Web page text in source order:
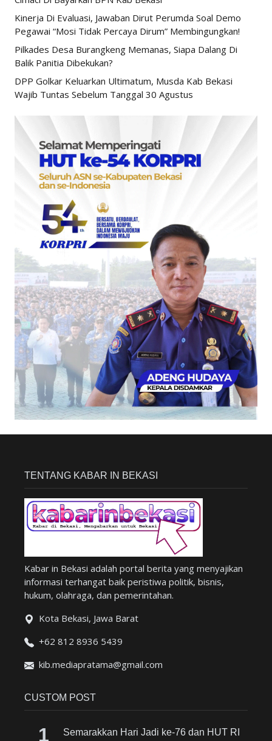
Kinerja Di Evaluasi, Jawaban Dirut Perumda Soal Demo
Pegawai “Mosi Tidak Percaya Dirum” Membingungkan!
Pilkades Desa Burangkeng Memanas, Siapa Dalang Di
Balik Panitia Dibekukan?
DPP Golkar Keluarkan Ultimatum, Musda Kab Bekasi
Wajib Tuntas Sebelum Tanggal 30 Agustus
TENTANG KABAR IN BEKASI
Kabar in Bekasi adalah portal berita yang menyajikan
informasi terhangat baik peristiwa politik, bisnis,
hukum, olahraga, dan pemerintahan.
Kota Bekasi, Jawa Barat
+62 812 8936 5439
kib.mediapratama@gmail.com
CUSTOM POST
Semarakkan Hari Jadi ke-76 dan HUT RI